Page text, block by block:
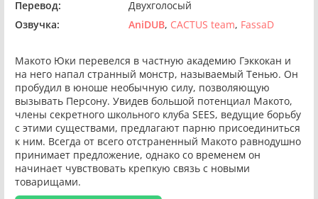
Перевод:
Двухголосый
Озвучка:
AniDUB CACTUS team FassaD
Макото Юки перевелся в частную академию Гэккокан и
на него напал странный монстр, называемый Тенью. Он
пробудил в юноше необычную силу, позволяющую
вызывать Персону. Увидев большой потенциал Макото,
члены секретного школьного клуба SEES, ведущие борьбу
с этими существами, предлагают парню присоединиться
к ним. Всегда от всего отстраненный Макото равнодушно
принимает предложение, однако со временем он
начинает чувствовать крепкую связь с новыми
товарищами.